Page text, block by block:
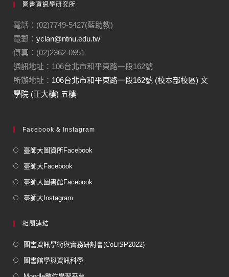
圖書資訊學研究所
電話：(02)7749-5427(藍助教)
電郵：yclan@ntnu.edu.tw
傳真：(02)2362-0951
通訊地址：106台北市和平東路一段162號
所辦地址： 106台北市和平東路一段162號 (校本部校區) 文
學院 (正大樓) 五樓
Facebook & Instagram
臺師大圖資所Facebook
臺師大Facebook
臺師大圖書館Facebook
臺師大Instagram
相關連結
圖書資訊學術與實務研討會(CoLISP2022)
圖書館學與資訊科學